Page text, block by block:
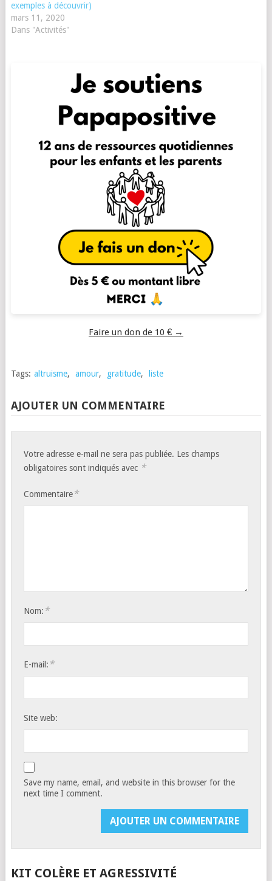
exemples à découvrir)
mars 11, 2020
Dans "Activités"
Faire un don de 10 € →
Tags: altruisme, amour, gratitude, liste
AJOUTER UN COMMENTAIRE
Votre adresse e-mail ne sera pas publiée. Les champs
obligatoires sont indiqués avec *
Commentaire*
Nom: *
E-mail: *
Site web:
Save my name, email, and website in this browser for the
next time I comment.
KIT COLÈRE ET AGRESSIVITÉ